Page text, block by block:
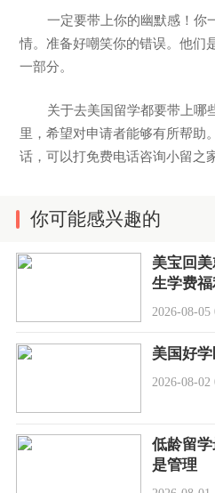
一定要带上你的幽默感！你
情。准备好嘲笑你的错误。他们
一部分。
关于去美国留学都要带上哪
里，希望对申请者能够有所帮助
话，可以打免费电话咨询小留之
你可能感兴趣的
美宝回
生学费福
2026-08-05
美国好
2026-08-02
低龄留
是管理